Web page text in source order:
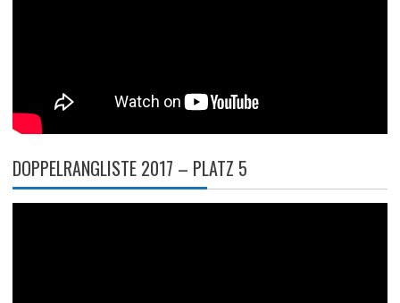
DOPPELRANGLISTE 2017 – PLATZ 5